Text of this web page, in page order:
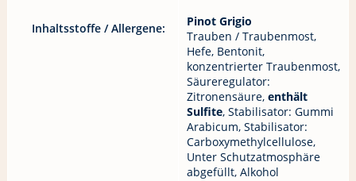
Inhaltsstoffe / Allergene:
Pinot Grigio
Trauben / Traubenmost,
Hefe, Bentonit,
konzentrierter Traubenmost,
Säureregulator:
Zitronensäure, enthält
Sulfite, Stabilisator: Gummi
Arabicum, Stabilisator:
Carboxymethylcellulose,
Unter Schutzatmosphäre
abgefüllt, Alkohol